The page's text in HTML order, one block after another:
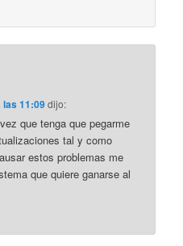
las 11:09dijo:
que tenga que pegarme
tal y como
estos problemas me
que quiere ganarse al